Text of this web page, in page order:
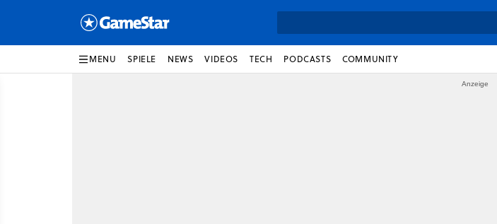
MENU SPIELE NEWS VIDEOS TECH PODCASTS COMMUNITY